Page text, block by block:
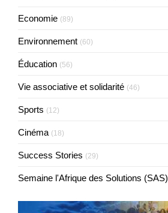
Economie (89)
Environnement (60)
Éducation (56)
Vie associative et solidarité (46)
Sports (12)
Cinéma (18)
Success Stories (29)
Semaine l'Afrique des Solutions (SAS)